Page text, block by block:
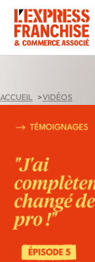
ACCUEIL VIDÉOS